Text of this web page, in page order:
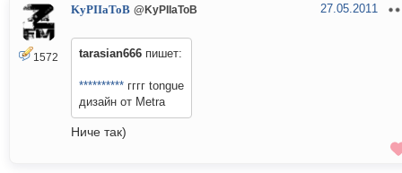
1572
KyPIIaToB @KyPIIaToB 27.05.2011
tarasian666 пишет:
********** гггг tongue
дизайн от Metra
Ниче так)